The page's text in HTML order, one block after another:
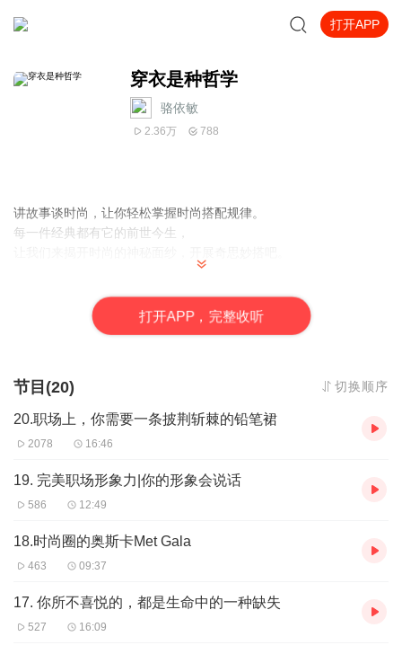
打开APP
穿衣是种哲学
骆依敏
2.36万 788
讲故事谈时尚，让你轻松掌握时尚搭配规律。
每一件经典都有它的前世今生，
骆依敏，香港浸会大学双语传译硕士；
广州中山大学EMBA班职场讲师；
打开APP，完整收听
节目(20) 切换顺序
20.职场上，你需要一条披荆斩棘的铅笔裙
2078 16:46
19. 完美职场形象力|你的形象会说话
586 12:49
18.时尚圈的奥斯卡Met Gala
463 09:37
17. 你所不喜悦的，都是生命中的一种缺失
527 16:09